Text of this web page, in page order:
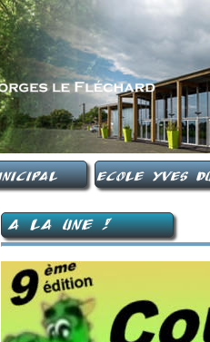
Ecole Yves
A LA UNE !